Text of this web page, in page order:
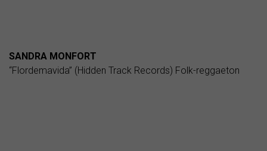
SANDRA MONFORT
“Flordemavida” (Hidden Track Records) Folk-reggaeton